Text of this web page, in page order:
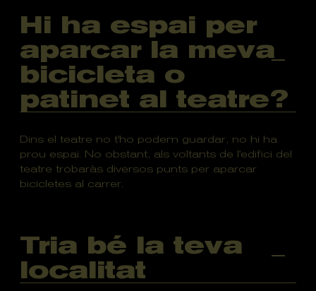
Hi ha espai per
aparcar la meva
bicicleta o
patinet al teatre?
Dins el teatre no t'ho podem guardar, no hi ha
prou espai. No obstant, als voltants de l'edifici del
teatre trobaràs diversos punts per aparcar
bicicletes al carrer.
Tria bé la teva
localitat